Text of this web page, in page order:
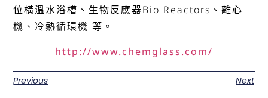
位橫溫水浴槽、生物反應器Bio Reactors、離心
機、冷熱循環機 等。
http://www.chemglass.com/
Previous Next